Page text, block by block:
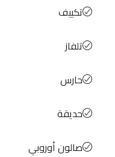
تكييف
تلفاز
حارس
حديقة
صالون أوروبي